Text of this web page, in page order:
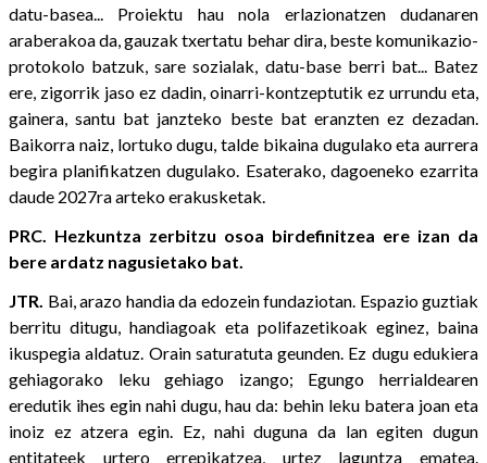
datu-basea... Proiektu hau nola erlazionatzen dudanaren
araberakoa da, gauzak txertatu behar dira, beste komunikazio-
protokolo batzuk, sare sozialak, datu-base berri bat... Batez
ere, zigorrik jaso ez dadin, oinarri-kontzeptutik ez urrundu eta,
gainera, santu bat janzteko beste bat eranzten ez dezadan.
Baikorra naiz, lortuko dugu, talde bikaina dugulako eta aurrera
begira planifikatzen dugulako. Esaterako, dagoeneko ezarrita
daude 2027ra arteko erakusketak.
PRC. Hezkuntza zerbitzu osoa birdefinitzea ere izan da
bere ardatz nagusietako bat.
JTR. Bai, arazo handia da edozein fundaziotan. Espazio guztiak
berritu ditugu, handiagoak eta polifazetikoak eginez, baina
ikuspegia aldatuz. Orain saturatuta geunden. Ez dugu edukiera
gehiagorako leku gehiago izango; Egungo herrialdearen
eredutik ihes egin nahi dugu, hau da: behin leku batera joan eta
inoiz ez atzera egin. Ez, nahi duguna da lan egiten dugun
entitateek urtero errepikatzea, urtez laguntza ematea.